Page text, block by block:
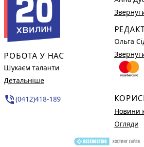
РОБОТА У НАС
Шукаєм таланти
Детальніше
phone_in_talk(0412)418-189
Ольга
Новини
Огляди